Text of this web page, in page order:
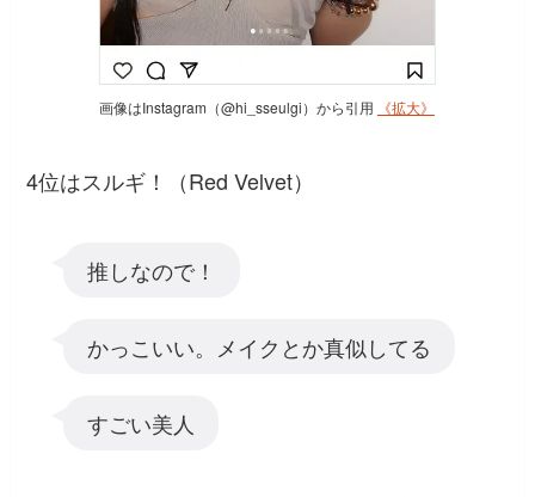
画像はInstagram（@hi_sseulgi）から引用 《拡大》
4位はスルギ！（Red Velvet）
推しなので！
かっこいい。メイクとか真似してる
すごい美人